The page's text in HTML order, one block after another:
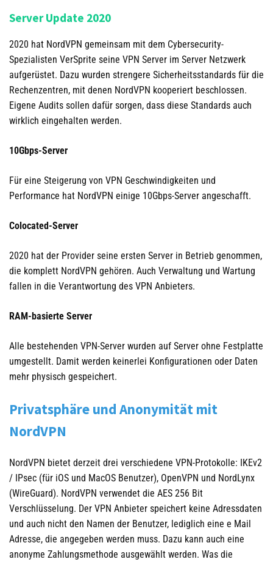
Server Update 2020
2020 hat NordVPN gemeinsam mit dem Cybersecurity-
Spezialisten VerSprite seine VPN Server im Server Netzwerk
aufgerüstet. Dazu wurden strengere Sicherheitsstandards für die
Rechenzentren, mit denen NordVPN kooperiert beschlossen.
Eigene Audits sollen dafür sorgen, dass diese Standards auch
wirklich eingehalten werden.
10Gbps-Server
Für eine Steigerung von VPN Geschwindigkeiten und
Performance hat NordVPN einige 10Gbps-Server angeschafft.
Colocated-Server
2020 hat der Provider seine ersten Server in Betrieb genommen,
die komplett NordVPN gehören. Auch Verwaltung und Wartung
fallen in die Verantwortung des VPN Anbieters.
RAM-basierte Server
Alle bestehenden VPN-Server wurden auf Server ohne Festplatte
umgestellt. Damit werden keinerlei Konfigurationen oder Daten
mehr physisch gespeichert.
Privatsphäre und Anonymität mit
NordVPN
NordVPN bietet derzeit drei verschiedene VPN-Protokolle: IKEv2
/ IPsec (für iOS und MacOS Benutzer), OpenVPN und NordLynx
(WireGuard). NordVPN verwendet die AES 256 Bit
Verschlüsselung. Der VPN Anbieter speichert keine Adressdaten
und auch nicht den Namen der Benutzer, lediglich eine e Mail
Adresse, die angegeben werden muss. Dazu kann auch eine
anonyme Zahlungsmethode ausgewählt werden. Was die